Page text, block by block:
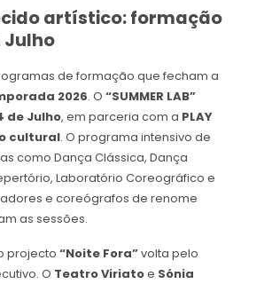
artístico: formação
Julho
de formação que fecham a
2026. O “SUMMER LAB”
de Julho, em parceria com a PLAY
cultural. O programa intensivo de
como Dança Clássica, Dança
Laboratório Coreográfico e
e coreógrafos de renome
as sessões.
projecto “Noite Fora”volta pelo
O Teatro Viriatoe Sónia